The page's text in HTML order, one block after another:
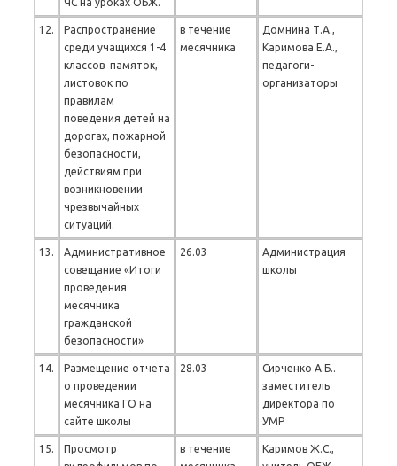
ЧС на уроках ОБЖ.
12.
Распространение
среди учащихся 1-4
классов памяток,
листовок по
правилам
поведения детей на
дорогах, пожарной
безопасности,
действиям при
возникновении
чрезвычайных
ситуаций.
в течение
месячника
Домнина Т.А.,
Каримова Е.А.,
педагоги-
организаторы
13.
Административное
совещание «Итоги
проведения
месячника
гражданской
безопасности»
26.03
Администрация
школы
14.
Размещение отчета
о проведении
месячника ГО на
сайте школы
28.03
Сирченко А.Б..
заместитель
директора по
УМР
15.
Просмотр
в течение
Каримов Ж.С.,